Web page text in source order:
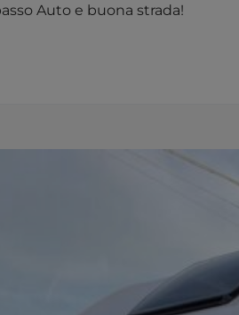
Auto e buona strada!